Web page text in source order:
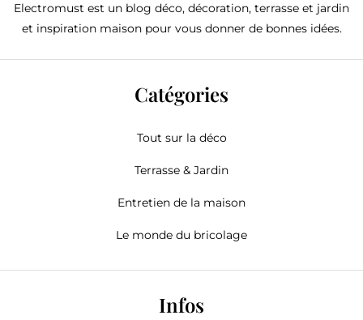
Electromust est un blog déco, décoration, terrasse et jardin
et inspiration maison pour vous donner de bonnes idées.
Catégories
Tout sur la déco
Terrasse & Jardin
Entretien de la maison
Le monde du bricolage
Infos